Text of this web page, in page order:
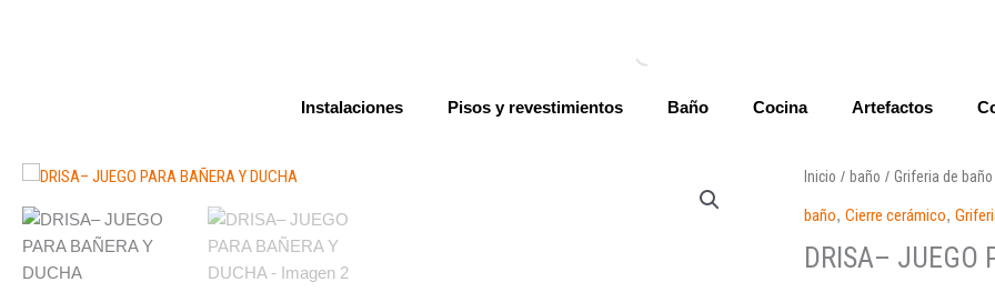
Instalaciones Pisos y revestimientos Baño Cocina Artefactos
Inicio / baño /Griferia de baño
baño,Cierre cerámico,
DRISA– JUEGO